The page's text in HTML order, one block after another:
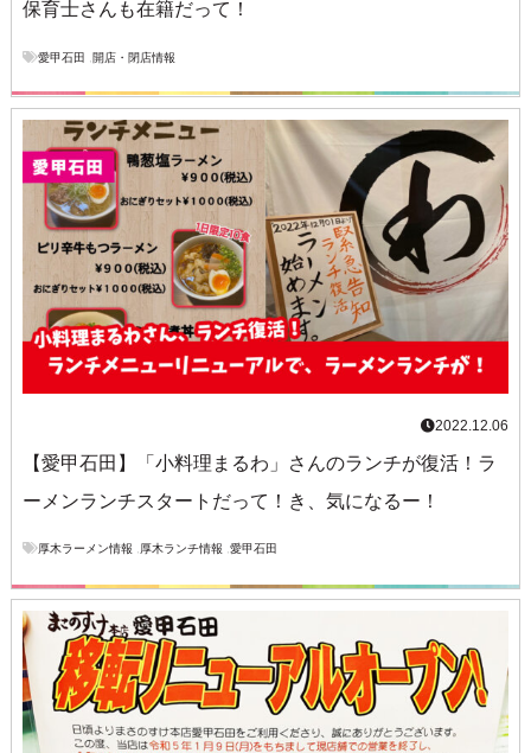
保育士さんも在籍だって！
愛甲石田 開店・閉店情報
2022.12.06
【愛甲石田】「小料理まるわ」さんのランチが復活！ラ
ーメンランチスタートだって！き、気になるー！
厚木ラーメン情報 厚木ランチ情報 愛甲石田